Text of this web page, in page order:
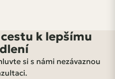
k lepšímu
si s námi nezávaznou